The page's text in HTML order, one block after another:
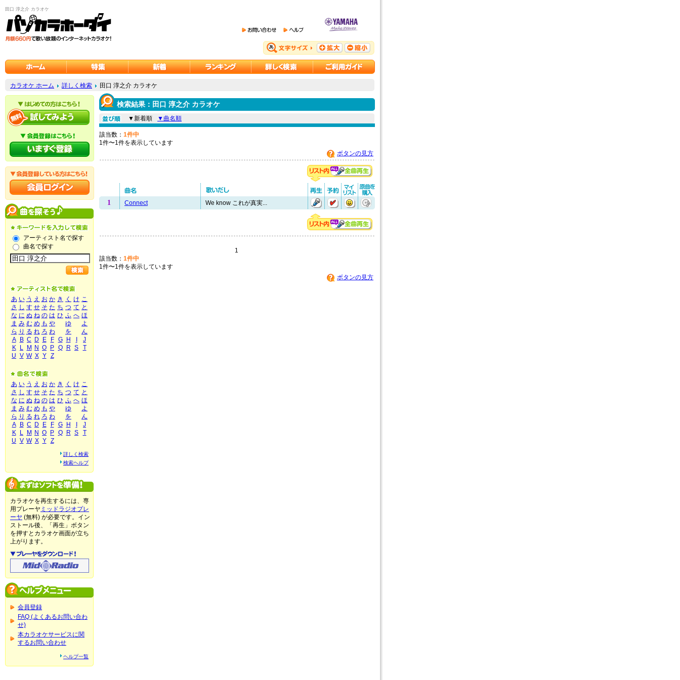
田口 淳之介 カラオケ
カラオケ ホーム 詳しく検索 田口 淳之介 カラオケ
アーティスト名で探す
曲名で探す
あ い う え お か き く け こ
さ し す せ そ た ち つ て と
な に ぬ ね の は ひ ふ へ ほ
ま み む め も や ゆ
よ
ら り る れ ろ わ を
ん
A
B C D E F G H
J
K
L M N O P Q R S
T
U V W X Y Z
あ い う え お か き く け こ
さ し す せ そ た ち つ て と
な に ぬ ね の は ひ ふ へ ほ
ま み む め も や ゆ
よ
ら り る れ ろ わ を
ん
A
B C D E F G H
J
K
L M N O P Q R S
T
U V W X Y Z
詳しく検索
検索ヘルプ
カラオケを再生するには、専
用プレーヤ ミッドラジオプレ
ーヤ (無料) が必要です。イン
ストール後、「再生」ボタン
を押すとカラオケ画面が立ち
上がります。
会員登録
FAQ (よくあるお問い合わ
せ)
本カラオケサービスに関
するお問い合わせ
ヘルプ一覧
検索結果：田口 淳之介 カラオケ
▼新着順 ▼曲名順
該当数： 1件中
1件〜1件を表示しています
ボタンの見方
1 Connect We know これが真実...
1
該当数： 1件中
1件〜1件を表示しています
ボタンの見方